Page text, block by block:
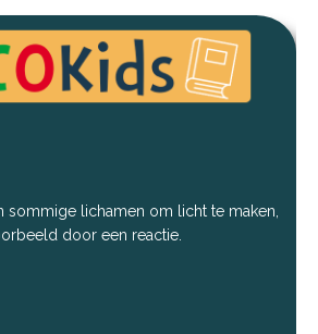
sommige lichamen om licht te maken,
door een reactie.